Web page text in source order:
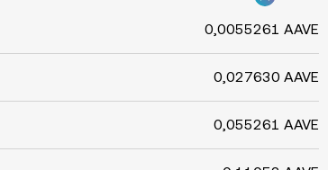
0,0055261 AAVE
0,027630 AAVE
0,055261 AAVE